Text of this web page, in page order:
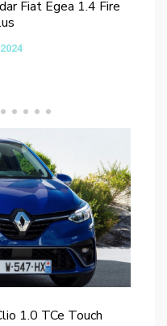
Fiat Egea 1.4 Fire
1.0 TCe Touch